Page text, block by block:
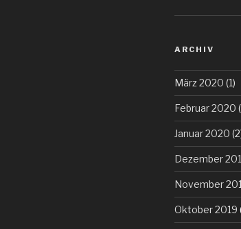
ARCHIV
März 2020 (1)
Februar 2020
Januar 2020
Dezember
November
Oktober 2019